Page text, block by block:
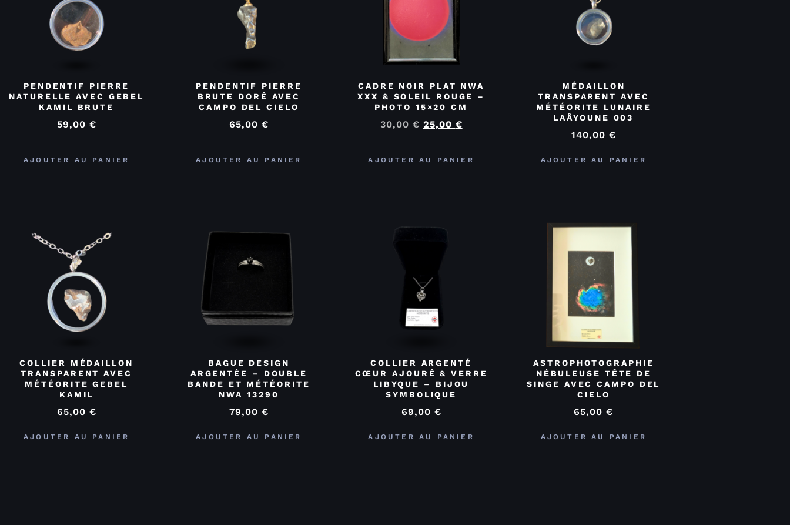
PENDENTIF PIERRE
NATURELLE AVEC GEBEL
KAMIL BRUTE
59,00 €
AJOUTER AU PANIER
PENDENTIF PIERRE
BRUTE DORÉ AVEC
CAMPO DEL CIELO
65,00 €
AJOUTER AU PANIER
CADRE NOIR PLAT NWA
XXX & SOLEIL ROUGE –
PHOTO 15×20 CM
30,00€ 25,00 €
AJOUTER AU PANIER
MÉDAILLON
TRANSPARENT AVEC
MÉTÉORITE LUNAIRE
LAÂYOUNE 003
140,00 €
AJOUTER AU PANIER
COLLIER MÉDAILLON
TRANSPARENT AVEC
MÉTÉORITE GEBEL
KAMIL
65,00 €
AJOUTER AU PANIER
BAGUE DESIGN
ARGENTÉE – DOUBLE
BANDE ET MÉTÉORITE
NWA 13290
79,00 €
AJOUTER AU PANIER
COLLIER ARGENTÉ
CŒUR AJOURÉ & VERRE
LIBYQUE – BIJOU
SYMBOLIQUE
69,00 €
AJOUTER AU PANIER
ASTROPHOTOGRAPHIE
NÉBULEUSE TÊTE DE
SINGE AVEC CAMPO DEL
CIELO
65,00€
AJOUTER AU PANIER